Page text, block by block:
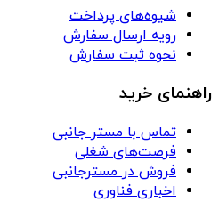
شیوه‌های پرداخت
رویه ارسال سفارش
نحوه ثبت سفارش
راهنمای خرید
تماس با مستر جانبی
فرصت‌های شغلی
فروش در مسترجانبی
اخباری فناوری